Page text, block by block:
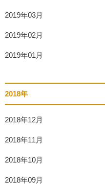
2019年03月
2019年02月
2019年01月
2018年
2018年12月
2018年11月
2018年10月
2018年09月